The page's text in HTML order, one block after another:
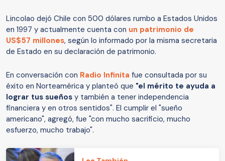
Lincolao dejó Chile con 500 dólares rumbo a Estados Unidos
en 1997 y actualmente cuenta con un patrimonio de
US$57 millones, según lo informado por la misma secretaria
de Estado en su declaración de patrimonio.
En conversación con Radio Infinita fue consultada por su
éxito en Norteamérica y planteó que "el mérito te ayuda a
lograr tus sueños y también a tener independencia
financiera y en otros sentidos". El cumplir el "sueño
americano", agregó, fue "con mucho sacrificio, mucho
esfuerzo, mucho trabajo".